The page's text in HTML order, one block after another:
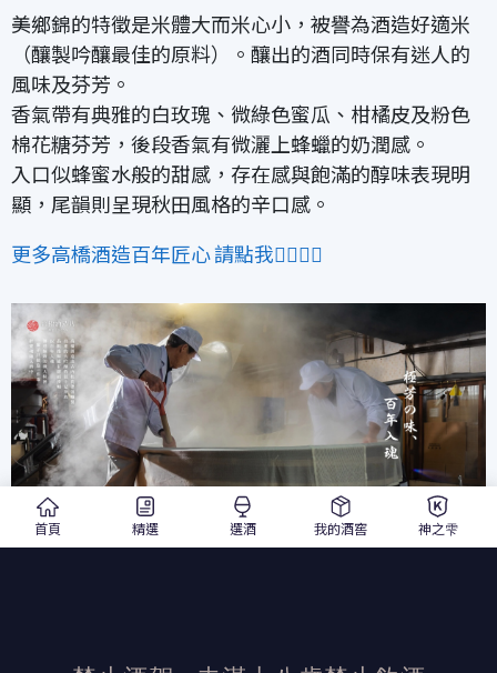
美鄉錦的特徵是米體大而米心小，被譽為酒造好適米
（釀製吟釀最佳的原料）。釀出的酒同時保有迷人的
風味及芬芳。
香氣帶有典雅的白玫瑰、微綠色蜜瓜、柑橘皮及粉色
棉花糖芬芳，後段香氣有微灑上蜂蠟的奶潤感。
入口似蜂蜜水般的甜感，存在感與飽滿的醇味表現明
顯，尾韻則呈現秋田風格的辛口感。
更多高橋酒造百年匠心 請點我👇🏻👇🏻
活動結束後加佳酒保有活動最終解釋權
首頁 精選 選酒 我的酒窖 神之雫